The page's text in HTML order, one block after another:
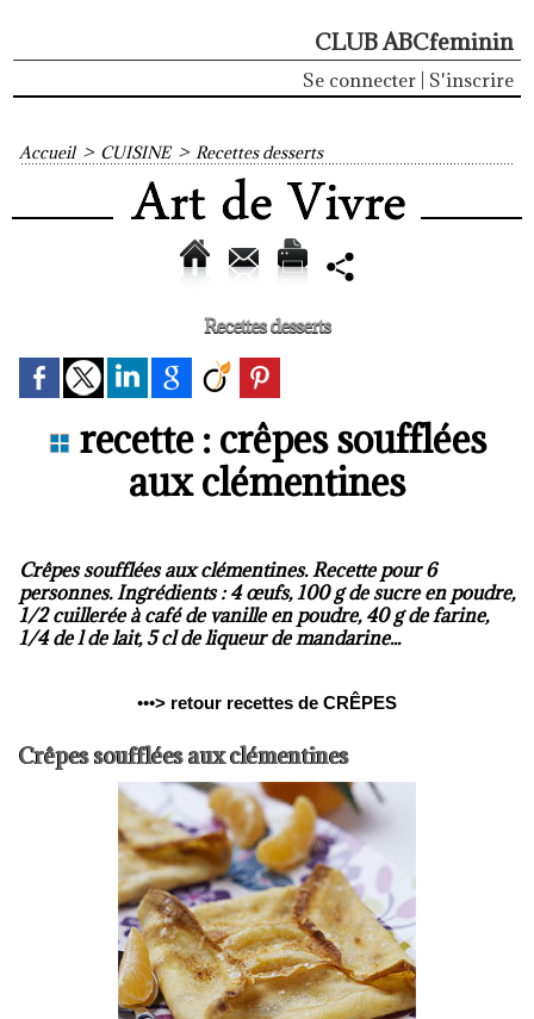
CLUB ABCfeminin
Se connecter S'inscrire
Accueil > CUISINE > Recettes desserts
Recettes desserts
recette : crêpes soufflées
aux clémentines
Crêpes soufflées aux clémentines. Recette pour 6
personnes. Ingrédients : 4 œufs, 100 g de sucre en poudre,
1/2 cuillerée à café de vanille en poudre, 40 g de farine,
1/4 de l de lait, 5 cl de liqueur de mandarine...
•••> retour recettes de CRÊPES
Crêpes soufflées aux clémentines